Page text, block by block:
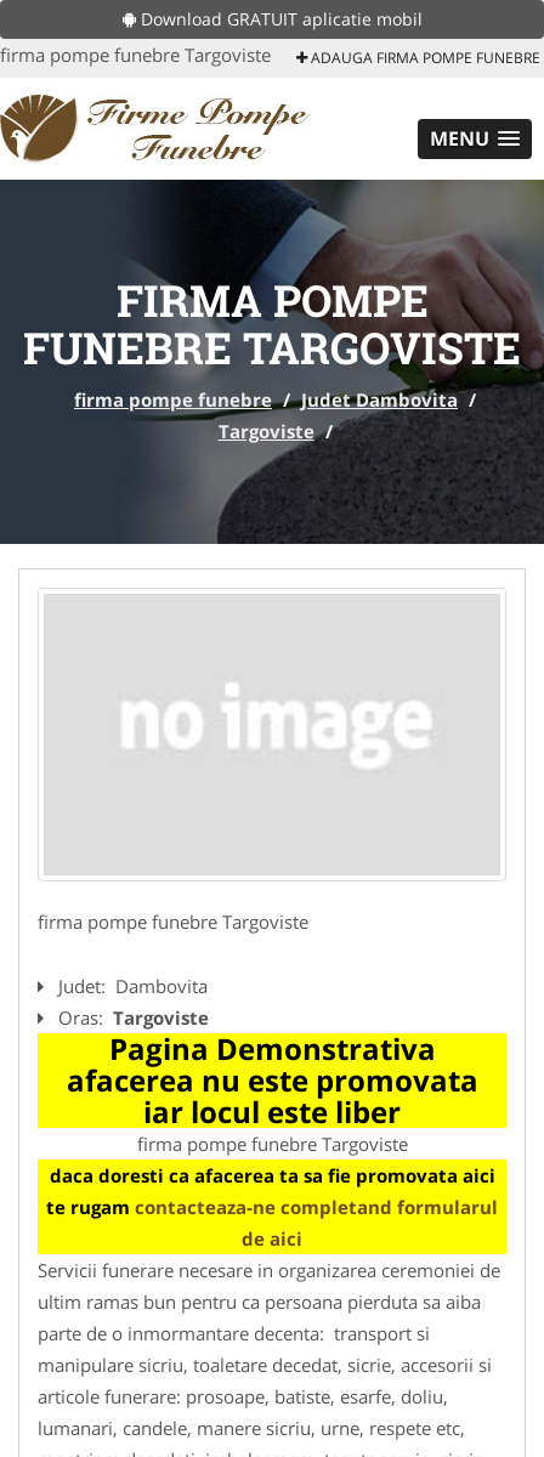
Download GRATUIT aplicatie mobil
firma pompe funebre Targoviste ADAUGA FIRMA POMPE FUNEBRE
MENU
FIRMA POMPE
FUNEBRE TARGOVISTE
firma pompe funebre / Judet Dambovita /
Targoviste /
firma pompe funebre Targoviste
Judet: Dambovita
Oras: Targoviste
Pagina Demonstrativa
afacerea nu este promovata
iar locul este liber
firma pompe funebre Targoviste
daca doresti ca afacerea ta sa fie promovata aici
te rugam contacteaza-ne completand formularul
de aici
Servicii funerare necesare in organizarea ceremoniei de
ultim ramas bun pentru ca persoana pierduta sa aiba
parte de o inmormantare decenta: transport si
manipulare sicriu, toaletare decedat, sicrie, accesorii si
articole funerare: prosoape, batiste, esarfe, doliu,
lumanari, candele, manere sicriu, urne, respete etc,